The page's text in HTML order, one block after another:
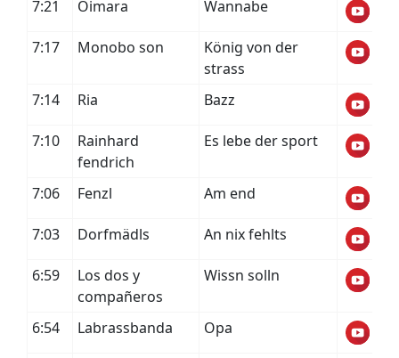
7:21 Oimara Wannabe
7:17 Monobo son
König von der
strass
7:14
Ria Bazz
7:10
Rainhard
fendrich
Es lebe der sport
7:06 Fenzl Am end
7:03 Dorfmädls An nix fehlts
6:59
Los dos y
compañeros
Wissn solln
6:54 Labrassbanda Opa